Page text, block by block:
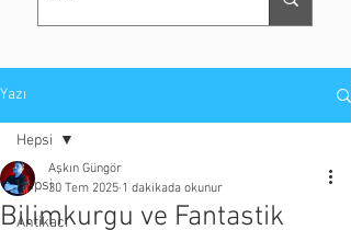
Yazı
Hepsi
Antikacı
Hepsi
Bilimkurgu ve Fantastik
Aşkın Güngör
30 Tem 2025 1 dakikada okunur